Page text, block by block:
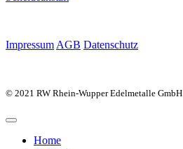
ImpressumAGB Datenschutz
© 2021 RW Rhein-Wupper Edelmetalle GmbH
Home